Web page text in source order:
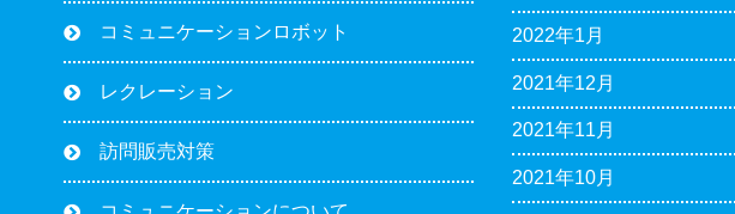
コミュニケーションロボット
レクレーション
訪問販売対策
2022年1月
2021年12月
2021年11月
2021年10月